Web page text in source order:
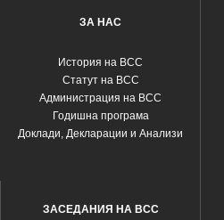
ЗА НАС
История на ВСС
Статут на ВСС
Администрация на ВСС
Годишна програма
Доклади, Декларации и Анализи
ЗАСЕДАНИЯ НА ВСС